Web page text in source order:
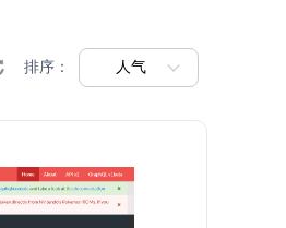
排序： 人气